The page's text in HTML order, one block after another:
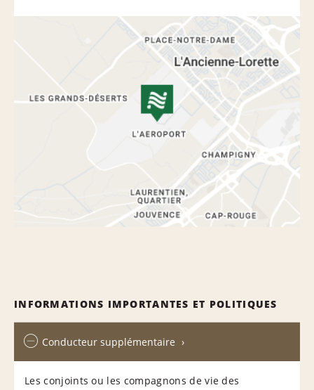
INFORMATIONS IMPORTANTES ET POLITIQUES
Conducteur supplémentaire
Les conjoints ou les compagnons de vie des